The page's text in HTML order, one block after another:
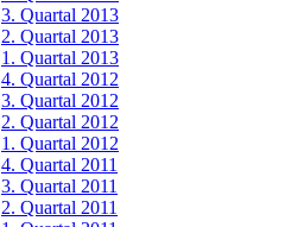
3. Quartal 2013
2. Quartal 2013
1. Quartal 2013
4. Quartal 2012
3. Quartal 2012
2. Quartal 2012
1. Quartal 2012
4. Quartal 2011
3. Quartal 2011
2. Quartal 2011